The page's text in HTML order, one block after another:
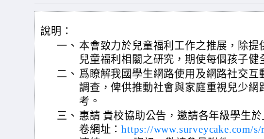
說明：
一、 本會致力於兒童福利工作之推展，除提
兒童福利相關之研究，期使每個孩子健
二、 爲瞭解我國學生網路使用及網路社交互
調查，俾供推動社會與家庭重視兒少網
考。
三、 惠請 貴校協助公告，邀請各年級學生
卷網址：https://www.surveycake.com/